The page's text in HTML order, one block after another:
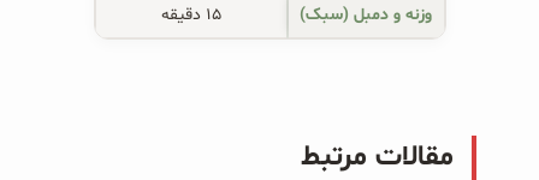
وزنه و دمبل (سبک) ۱۵ دقیقه
مقالات مرتبط